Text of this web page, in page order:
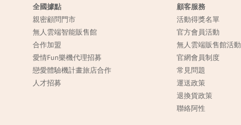
全國據點
親密顧問門市
無人雲端智能販售館
合作加盟
愛情Fun樂機代理招募
戀愛體驗機計畫旅店合作
人才招募
顧客服務
活動得獎名單
官方會員活動
無人雲端販售館活動
官網會員制度
常見問題
運送政策
退換貨政策
聯絡阿性